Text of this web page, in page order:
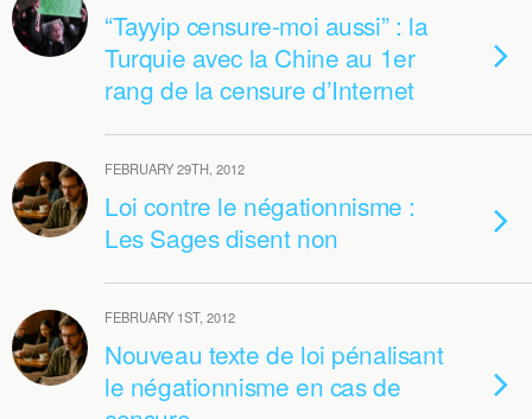
“Tayyip censure-moi aussi” : la
Turquie avec la Chine au 1er
rang de la censure d’Internet
FEBRUARY 29TH, 2012
Loi contre le négationnisme :
Les Sages disent non
FEBRUARY 1ST, 2012
Nouveau texte de loi pénalisant
le négationnisme en cas de